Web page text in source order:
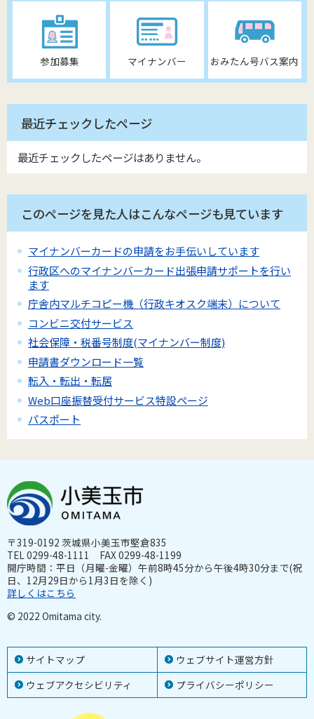
参加募集 マイナンバー おみたん号バス案内
最近チェックしたページ
最近チェックしたページはありません。
このページを見た人はこんなページも見ています
マイナンバーカードの申請をお手伝いしています
行政区へのマイナンバーカード出張申請サポートを行い
ます
庁舎内マルチコピー機（行政キオスク端末）について
コンビニ交付サービス
社会保障・税番号制度(マイナンバー制度)
申請書ダウンロード一覧
転入・転出・転居
Web口座振替受付サービス特設ページ
パスポート
サイトマップ
ウェブサイト運営方針
ウェブアクセシビリティ
プライバシーポリシー
〒319-0192 茨城県小美玉市堅倉835
TEL 0299-48-1111 FAX 0299-48-1199
開庁時間：平日（月曜-金曜）午前8時45分から午後4時30分まで(祝
日、12月29日から1月3日を除く)
詳しくはこちら
© 2022 Omitama city.